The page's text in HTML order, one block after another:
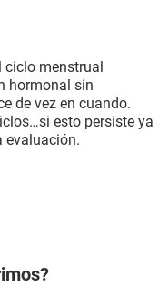
ciclo menstrual
hormonal sin
de vez en cuando.
esto persiste ya
evaluación.